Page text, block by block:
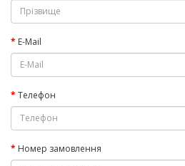
E-Mail
Телефон
Номер замовлення